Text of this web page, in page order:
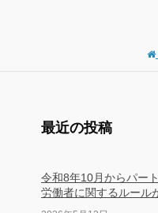
最近の投稿
令和8年10月からパー
労働者に関するルール